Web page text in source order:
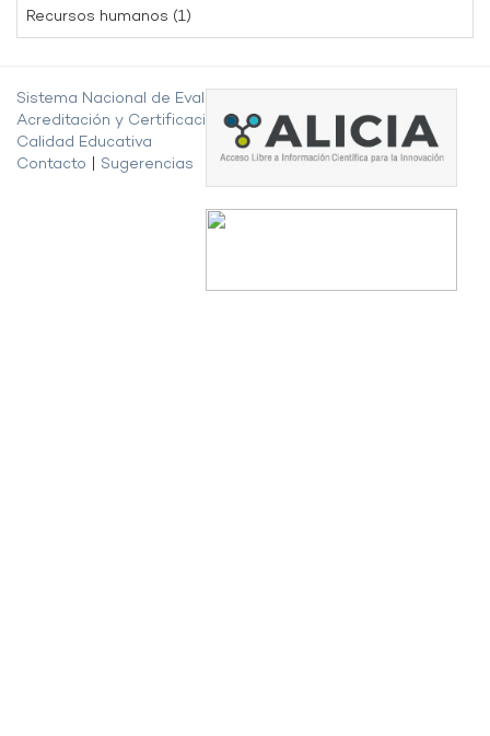
Recursos humanos (1)
Sistema Nacional de Evaluación,
Acreditación y Certificación de la
Calidad Educativa
Contacto
Sugerencias